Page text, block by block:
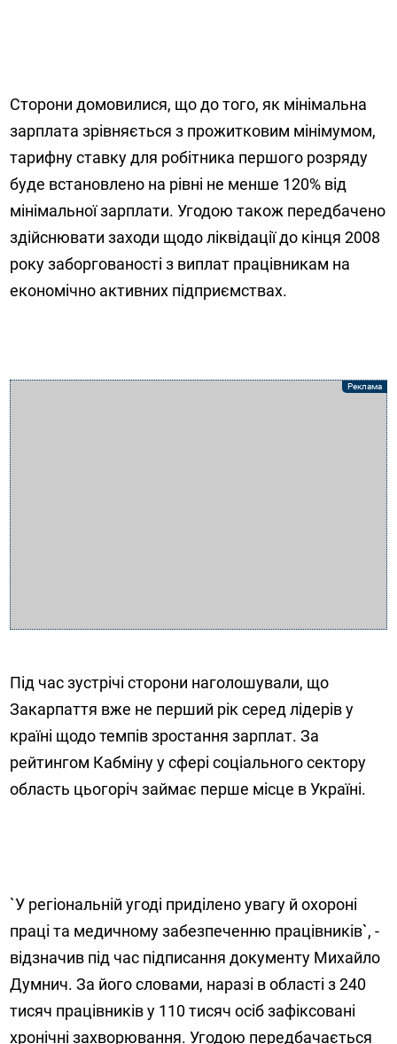
Сторони домовилися, що до того, як мінімальна
зарплата зрівняється з прожитковим мінімумом,
тарифну ставку для робітника першого розряду
буде встановлено на рівні не менше 120% від
мінімальної зарплати. Угодою також передбачено
здійснювати заходи щодо ліквідації до кінця 2008
року заборгованості з виплат працівникам на
економічно активних підприємствах.
Під час зустрічі сторони наголошували, що
Закарпаття вже не перший рік серед лідерів у
країні щодо темпів зростання зарплат. За
рейтингом Кабміну у сфері соціального сектору
область цьогоріч займає перше місце в Україні.
`У регіональній угоді приділено увагу й охороні
праці та медичному забезпеченню працівників`, -
відзначив під час підписання документу Михайло
Думнич. За його словами, наразі в області з 240
тисяч працівників у 110 тисяч осіб зафіксовані
хронічні захворювання. Угодою передбачається